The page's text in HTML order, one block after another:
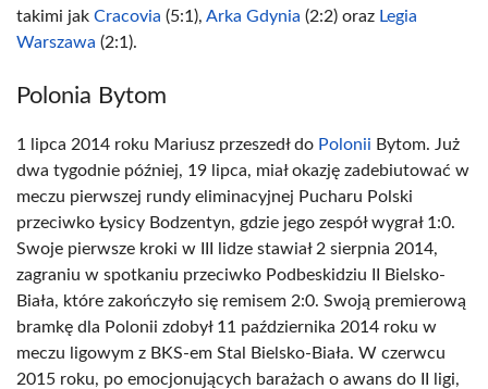
takimi jak Cracovia (5:1), Arka Gdynia (2:2) oraz Legia
Warszawa (2:1).
Polonia Bytom
1 lipca 2014 roku Mariusz przeszedł do Polonii Bytom. Już
dwa tygodnie później, 19 lipca, miał okazję zadebiutować w
meczu pierwszej rundy eliminacyjnej Pucharu Polski
przeciwko Łysicy Bodzentyn, gdzie jego zespół wygrał 1:0.
Swoje pierwsze kroki w III lidze stawiał 2 sierpnia 2014,
zagraniu w spotkaniu przeciwko Podbeskidziu II Bielsko-
Biała, które zakończyło się remisem 2:0. Swoją premierową
bramkę dla Polonii zdobył 11 października 2014 roku w
meczu ligowym z BKS-em Stal Bielsko-Biała. W czerwcu
2015 roku, po emocjonujących barażach o awans do II ligi,